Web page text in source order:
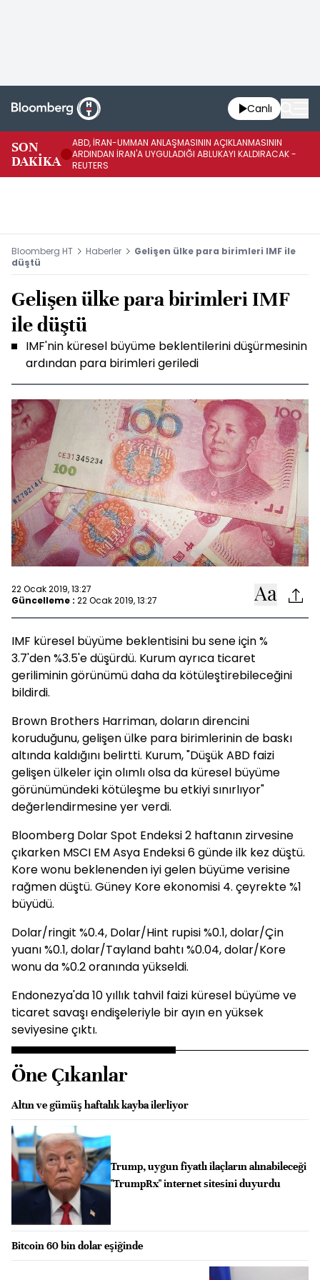
Canlı
SON
DAKİKA
ABD, İRAN-UMMAN ANLAŞMASININ AÇIKLANMASININ
ARDINDAN İRAN'A UYGULADIĞI ABLUKAYI KALDIRACAK -
REUTERS
Bloomberg HT Haberler
Gelişen ülke para birimleri IMF ile
düştü
Gelişen ülke para birimleri IMF
ile düştü
IMF'nin küresel büyüme beklentilerini düşürmesinin
ardından para birimleri geriledi
22 Ocak 2019, 13:27
Güncelleme : 22 Ocak 2019, 13:27
IMF küresel büyüme beklentisini bu sene için %
3.7'den %3.5'e düşürdü. Kurum ayrıca ticaret
geriliminin görünümü daha da kötüleştirebileceğini
bildirdi.
Brown Brothers Harriman, doların direncini
koruduğunu, gelişen ülke para birimlerinin de baskı
altında kaldığını belirtti. Kurum, "Düşük ABD faizi
gelişen ülkeler için olımlı olsa da küresel büyüme
görünümündeki kötüleşme bu etkiyi sınırlıyor"
değerlendirmesine yer verdi.
Bloomberg Dolar Spot Endeksi 2 haftanın zirvesine
çıkarken MSCI EM Asya Endeksi 6 günde ilk kez düştü.
Kore wonu beklenenden iyi gelen büyüme verisine
rağmen düştü. Güney Kore ekonomisi 4. çeyrekte %1
büyüdü.
Dolar/ringit %0.4, Dolar/Hint rupisi %0.1, dolar/Çin
yuanı %0.1, dolar/Tayland bahtı %0.04, dolar/Kore
wonu da %0.2 oranında yükseldi.
Endonezya'da 10 yıllık tahvil faizi küresel büyüme ve
ticaret savaşı endişeleriyle bir ayın en yüksek
seviyesine çıktı.
Öne Çıkanlar
Altın ve gümüş haftalık kayba ilerliyor
Trump, uygun fiyatlı ilaçların alınabileceği
"TrumpRx" internet sitesini duyurdu
Bitcoin 60 bin dolar eşiğinde